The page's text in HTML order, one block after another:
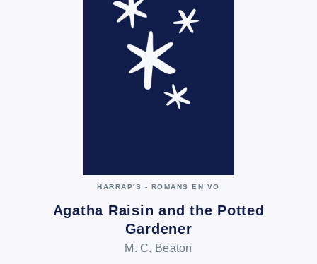
HARRAP'S - ROMANS EN VO
Agatha Raisin and the Potted
Gardener
M. C. Beaton